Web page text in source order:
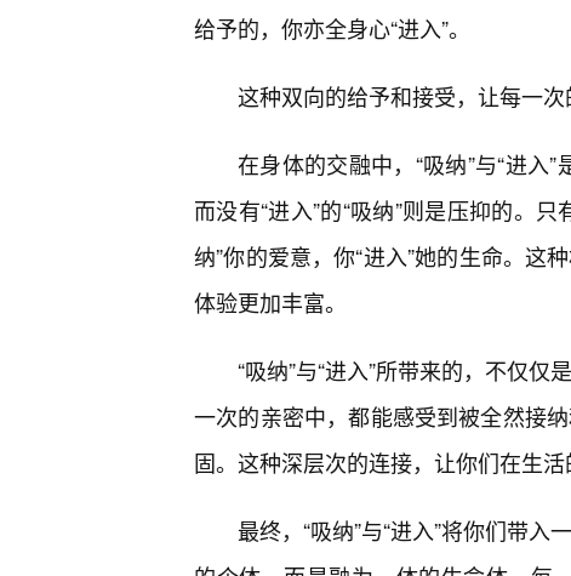
给予的，你亦全身心“进入”。
这种双向的给予和接受，让每一
在身体的交融中，“吸纳”与“进入”
而没有“进入”的“吸纳”则是压抑的。
纳”你的爱意，你“进入”她的生命。这
体验更加丰富。
“吸纳”与“进入”所带来的，不仅
一次的亲密中，都能感受到被全然接
固。这种深层次的连接，让你们在生
最终，“吸纳”与“进入”将你们带